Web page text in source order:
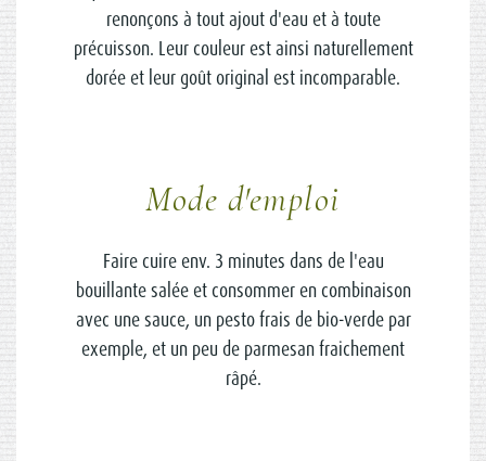
renonçons à tout ajout d'eau et à toute
précuisson. Leur couleur est ainsi naturellement
dorée et leur goût original est incomparable.
Mode d'emploi
Faire cuire env. 3 minutes dans de l'eau
bouillante salée et consommer en combinaison
avec une sauce, un pesto frais de bio-verde par
exemple, et un peu de parmesan fraichement
râpé.